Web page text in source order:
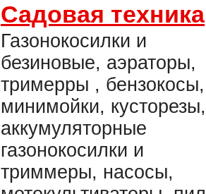
Садовая техника
Газонокосилки и
безиновые, аэраторы,
тримерры , бензокосы,
минимойки, кусторезы,
аккумуляторные
газонокосилки и
триммеры, насосы,